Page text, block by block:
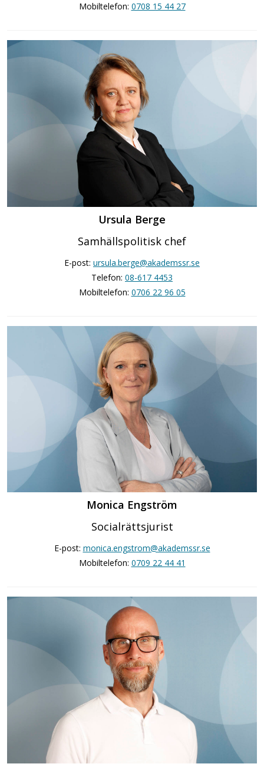
Mobiltelefon: 0708 15 44 27
Ursula Berge
Samhällspolitisk chef
E-post: ursula.berge@akademssr.se
Telefon: 08-617 4453
Mobiltelefon: 0706 22 96 05
Monica Engström
Socialrättsjurist
E-post: monica.engstrom@akademssr.se
Mobiltelefon: 0709 22 44 41